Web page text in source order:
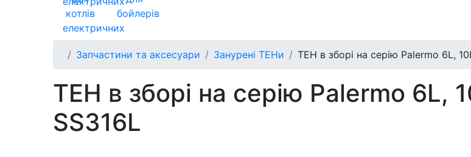
котлів
електричних
бойлерів
Запчастини та аксесуари Занурені ТЕНи ТЕН в зборі на серію Palermo 6L,
ТЕН в зборі на серію Palermo 6L,
SS316L